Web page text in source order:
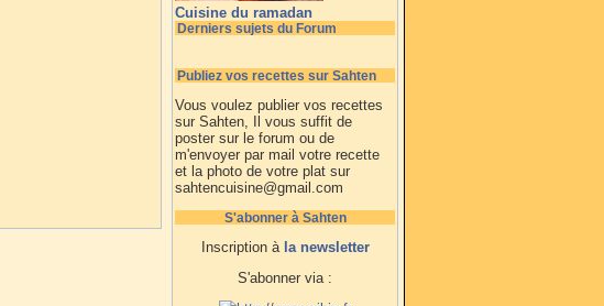
Cuisine du ramadan
Derniers sujets du Forum
Publiez vos recettes sur Sahten
Vous voulez publier vos recettes
sur Sahten, Il vous suffit de
poster sur le forum ou de
m'envoyer par mail votre recette
et la photo de votre plat sur
sahtencuisine@gmail.com
S'abonner à Sahten
Inscription à la newsletter
S'abonner via :